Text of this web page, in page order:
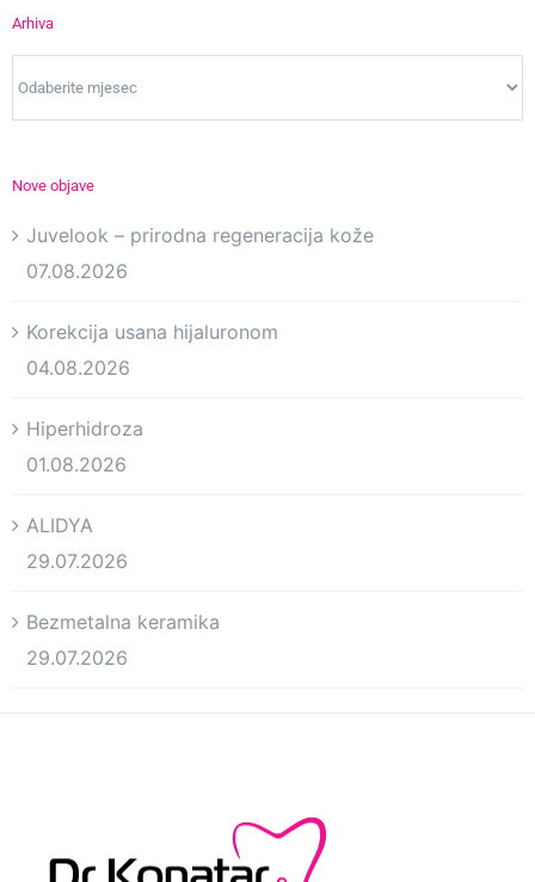
Arhiva
Nove objave
Juvelook – prirodna regeneracija kože
07.08.2026
Korekcija usana hijaluronom
04.08.2026
Hiperhidroza
01.08.2026
ALIDYA
29.07.2026
Bezmetalna keramika
29.07.2026